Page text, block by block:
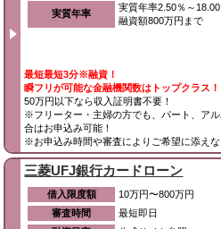
実質年率
実質年率2.50％～
融資額800万円まで
最短最短3分※融資！
瞬フリが可能な金融機関数はトップクラス！
50万円以下なら収入証明書不要！
※フリーター・主婦の方でも、パート、ア
合はお申込み可能！
※お申込み時間や審査によりご希望に添えな
三菱UFJ銀行カードローン
借入限度額
10万円〜800万円
審査時間
最短即日